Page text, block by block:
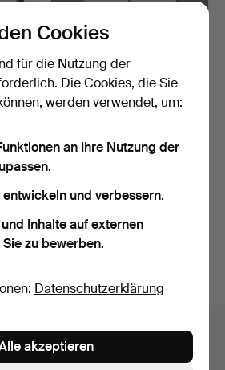
196…
4 BRIEFE, datiert 19.
Beendet 10. Mär 2022
32 USD
Archiv der beendeten
Cookies
für die Nutzung der
Die Cookies, die Sie
werden verwendet, um:
an Ihre Nutzung der
und verbessern.
Inhalte auf externen
zu bewerben.
Datenschutzerklärung
akzeptieren